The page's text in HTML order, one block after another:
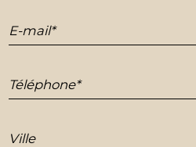
E-mail*
Téléphone*
Ville